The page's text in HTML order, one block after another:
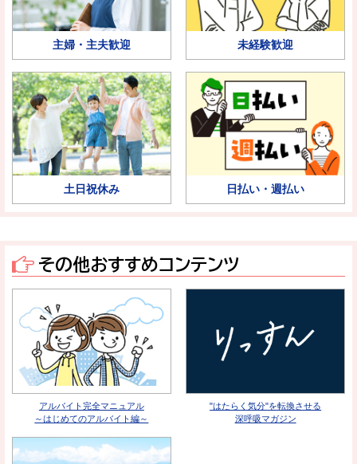
主婦・主夫歓迎 未経験歓迎
土日祝休み 日払い・週払い
その他おすすめコンテンツ
アルバイト完全マニュアル
～はじめてのアルバイト編～
"はたらく気分"を転換させる
深呼吸マガジン